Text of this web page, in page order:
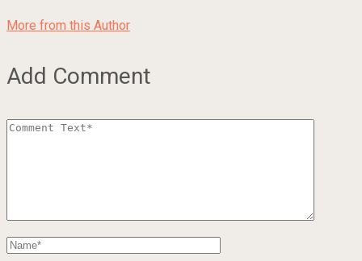
More from this Author
Add Comment